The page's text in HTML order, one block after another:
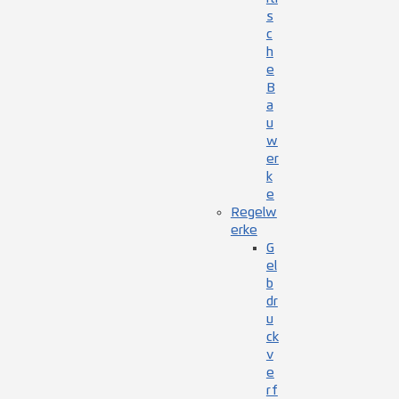
s
c
h
e
B
a
u
w
er
k
e
Regelw
erke
G
el
b
dr
u
ck
v
e
rf